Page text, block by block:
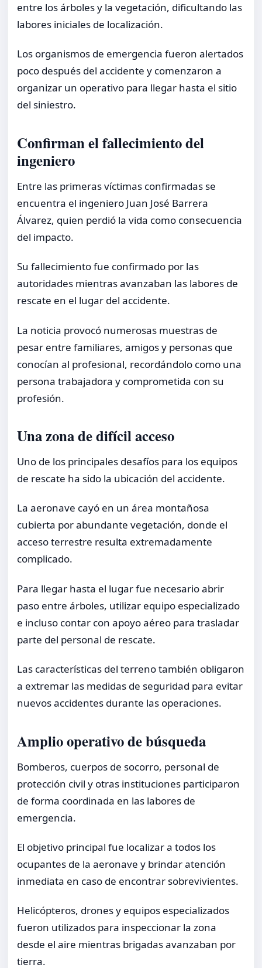
entre los árboles y la vegetación, dificultando las
labores iniciales de localización.
Los organismos de emergencia fueron alertados
poco después del accidente y comenzaron a
organizar un operativo para llegar hasta el sitio
del siniestro.
Confirman el fallecimiento del
ingeniero
Entre las primeras víctimas confirmadas se
encuentra el ingeniero Juan José Barrera
Álvarez, quien perdió la vida como consecuencia
del impacto.
Su fallecimiento fue confirmado por las
autoridades mientras avanzaban las labores de
rescate en el lugar del accidente.
La noticia provocó numerosas muestras de
pesar entre familiares, amigos y personas que
conocían al profesional, recordándolo como una
persona trabajadora y comprometida con su
profesión.
Una zona de difícil acceso
Uno de los principales desafíos para los equipos
de rescate ha sido la ubicación del accidente.
La aeronave cayó en un área montañosa
cubierta por abundante vegetación, donde el
acceso terrestre resulta extremadamente
complicado.
Para llegar hasta el lugar fue necesario abrir
paso entre árboles, utilizar equipo especializado
e incluso contar con apoyo aéreo para trasladar
parte del personal de rescate.
Las características del terreno también obligaron
a extremar las medidas de seguridad para evitar
nuevos accidentes durante las operaciones.
Amplio operativo de búsqueda
Bomberos, cuerpos de socorro, personal de
protección civil y otras instituciones participaron
de forma coordinada en las labores de
emergencia.
El objetivo principal fue localizar a todos los
ocupantes de la aeronave y brindar atención
inmediata en caso de encontrar sobrevivientes.
Helicópteros, drones y equipos especializados
fueron utilizados para inspeccionar la zona
desde el aire mientras brigadas avanzaban por
tierra.